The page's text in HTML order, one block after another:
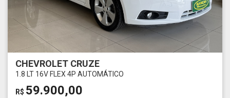
CHEVROLET CRUZE
1.8 LT 16V FLEX 4P AUTOMÁTICO
R$ 59.900,00